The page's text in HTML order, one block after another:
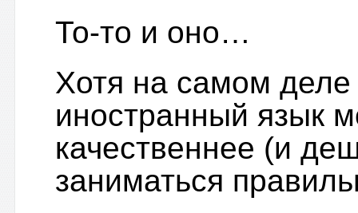
То-то и оно…
Хотя на самом
иностранный язык
качественнее (и
заниматься